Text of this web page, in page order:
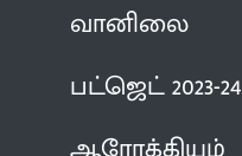
வானிலை
பட்ஜெட் 2023-24